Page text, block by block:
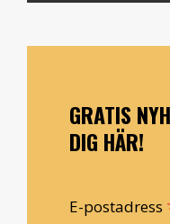
GRATIS
DIG HÄR!
E-postadress